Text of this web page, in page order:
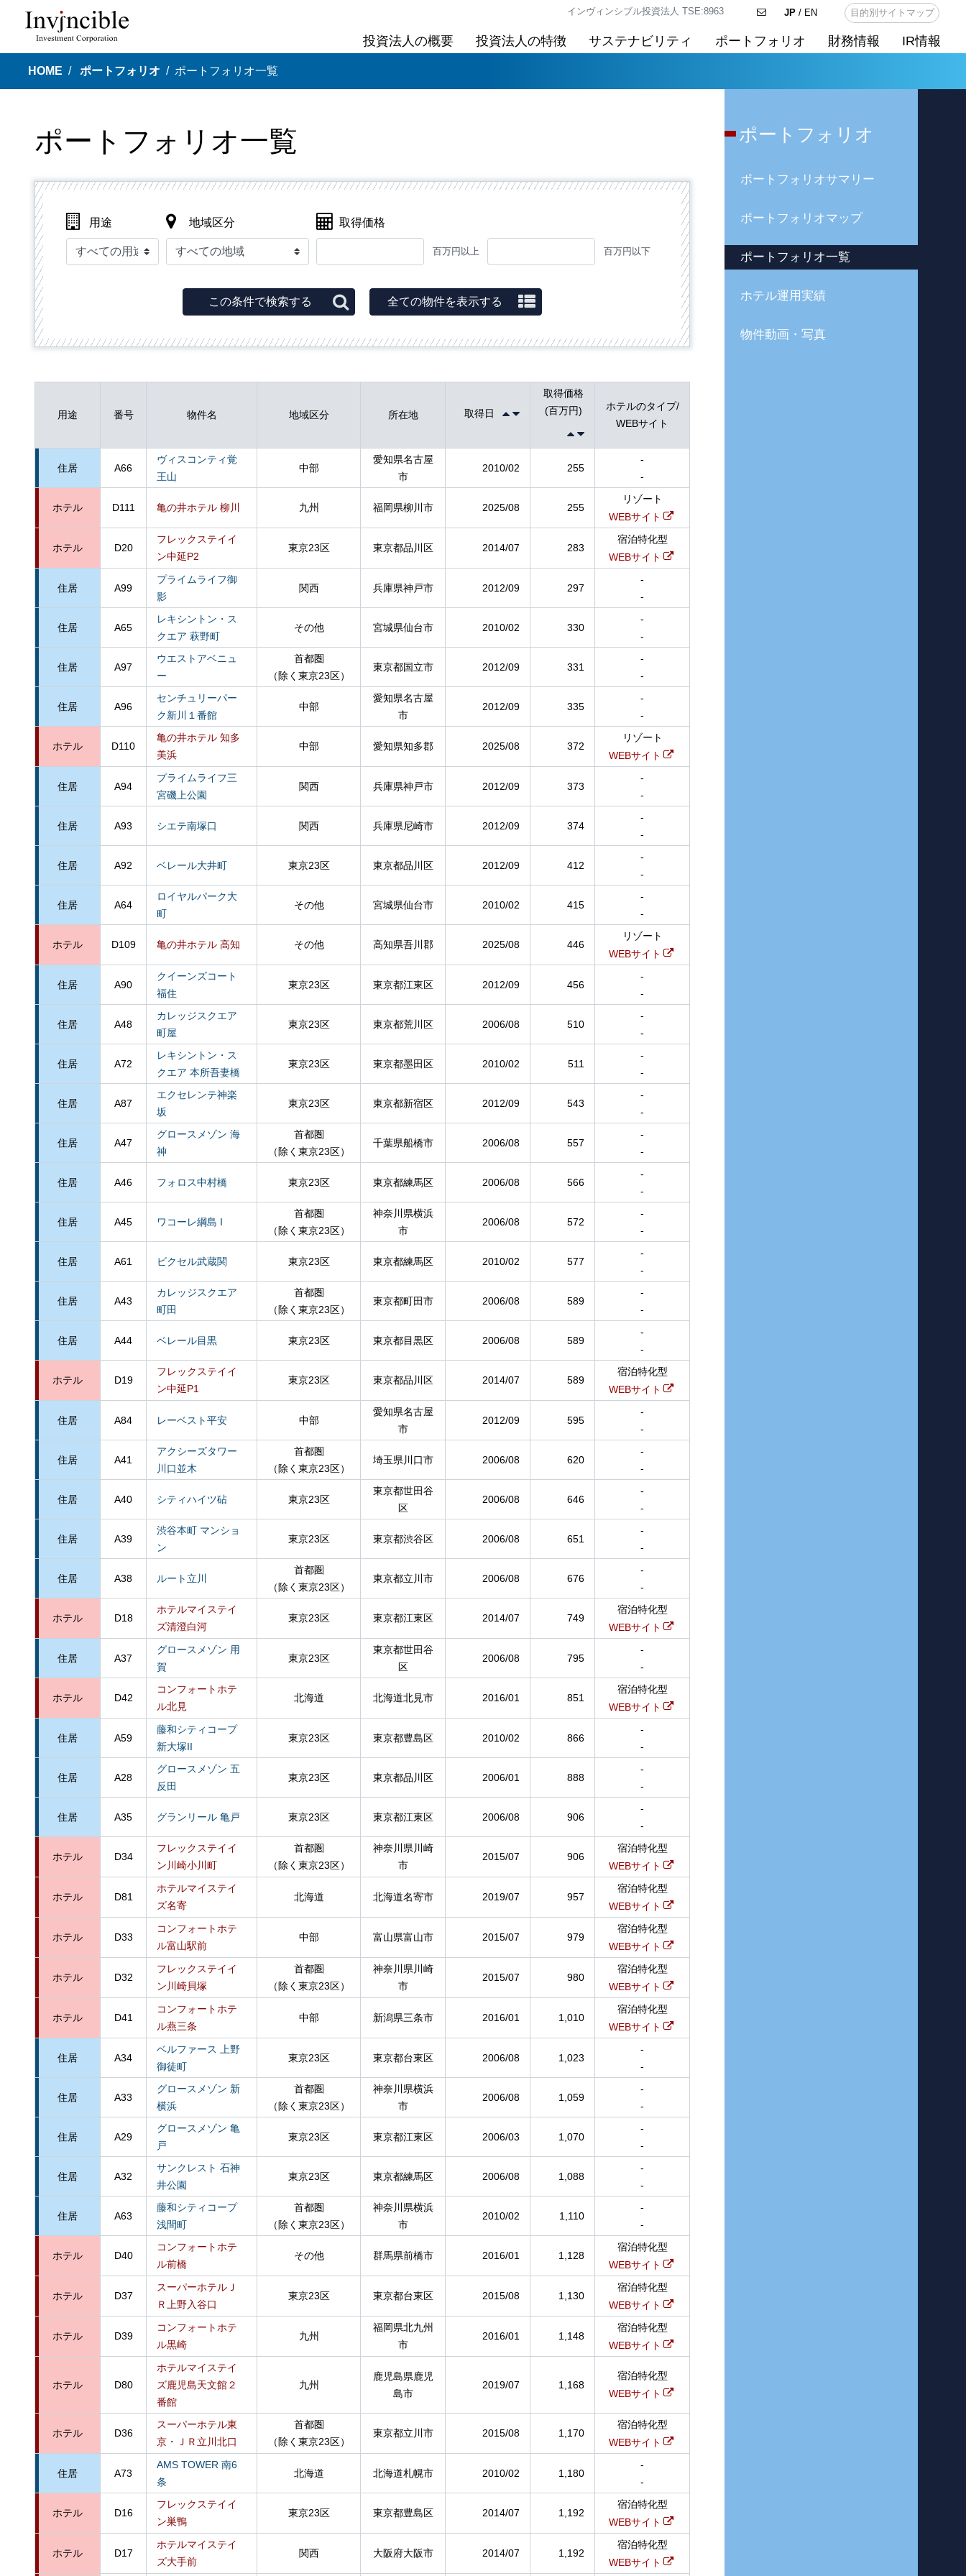
JP/ EN 目的別サイトマップ
インヴィンシブル投資法人 TSE:8963
投資法人の概要 投資法人の特徴 サステナビリティ ポートフォリオ 財務情報 IR情報
HOME ポートフォリオ ポートフォリオ一覧
ポートフォリオ一覧
用途 地域区分 取得価格
百万円以上 百万円以下
この条件で検索する 全ての物件を表示する
用途 番号 物件名 地域区分 所在地 取得日
取得価格
(百万円)
ホテルのタイプ/
WEBサイト
住居 A66
ヴィスコンティ覚
王山
中部
愛知県名古屋
市
2010/02 255
-
-
ホテル D111 亀の井ホテル 柳川 九州 福岡県柳川市 2025/08 255
リゾート
WEBサイト
ホテル D20
フレックステイイ
ン中延P2
東京23区 東京都品川区 2014/07 283
宿泊特化型
WEBサイト
住居 A99
プライムライフ御
影
関西 兵庫県神戸市 2012/09 297
-
-
住居 A65
レキシントン・ス
クエア 萩野町
その他 宮城県仙台市 2010/02 330
-
-
住居 A97
ウエストアベニュ
ー
首都圏
（除く東京23区）
東京都国立市 2012/09 331
-
-
住居 A96
センチュリーパー
ク新川１番館
中部
愛知県名古屋
市
2012/09 335
-
-
ホテル D110
亀の井ホテル 知多
美浜
中部 愛知県知多郡 2025/08 372
リゾート
WEBサイト
住居 A94
プライムライフ三
宮磯上公園
関西 兵庫県神戸市 2012/09 373
-
-
住居 A93 シエテ南塚口 関西 兵庫県尼崎市 2012/09 374
-
-
住居 A92 ベレール大井町 東京23区 東京都品川区 2012/09 412
-
-
住居 A64
ロイヤルパーク大
町
その他 宮城県仙台市 2010/02 415
-
-
ホテル D109 亀の井ホテル 高知 その他 高知県吾川郡 2025/08 446
リゾート
WEBサイト
住居 A90
クイーンズコート
福住
東京23区 東京都江東区 2012/09 456
-
-
住居 A48
カレッジスクエア
町屋
東京23区 東京都荒川区 2006/08 510
-
-
住居 A72
レキシントン・ス
クエア 本所吾妻橋
東京23区 東京都墨田区 2010/02 511
-
-
住居 A87
エクセレンテ神楽
坂
東京23区 東京都新宿区 2012/09 543
-
-
住居 A47
グロースメゾン 海
神
首都圏
（除く東京23区）
千葉県船橋市 2006/08 557
-
-
住居 A46 フォロス中村橋 東京23区 東京都練馬区 2006/08 566
-
-
住居 A45 ワコーレ綱島 I
首都圏
（除く東京23区）
神奈川県横浜
市
2006/08 572
-
-
住居 A61 ビクセル武蔵関 東京23区 東京都練馬区 2010/02 577
-
-
住居 A43
カレッジスクエア
町田
首都圏
（除く東京23区）
東京都町田市 2006/08 589
-
-
住居 A44 ベレール目黒 東京23区 東京都目黒区 2006/08 589
-
-
ホテル D19
フレックステイイ
ン中延P1
東京23区 東京都品川区 2014/07 589
宿泊特化型
WEBサイト
住居 A84 レーベスト平安 中部
愛知県名古屋
市
2012/09 595
-
-
住居 A41
アクシーズタワー
川口並木
首都圏
（除く東京23区）
埼玉県川口市 2006/08 620
-
-
住居 A40 シティハイツ砧 東京23区
東京都世田谷
区
2006/08 646
-
-
住居 A39
渋谷本町 マンショ
ン
東京23区 東京都渋谷区 2006/08 651
-
-
住居 A38 ルート立川
首都圏
（除く東京23区）
東京都立川市 2006/08 676
-
-
ホテル D18
ホテルマイステイ
ズ清澄白河
東京23区 東京都江東区 2014/07 749
宿泊特化型
WEBサイト
住居 A37
グロースメゾン 用
賀
東京23区
東京都世田谷
区
2006/08 795
-
-
ホテル D42
コンフォートホテ
ル北見
北海道 北海道北見市 2016/01 851
宿泊特化型
WEBサイト
住居 A59
藤和シティコープ
新大塚II
東京23区 東京都豊島区 2010/02 866
-
-
住居 A28
グロースメゾン 五
反田
東京23区 東京都品川区 2006/01 888
-
-
住居 A35 グランリール 亀戸 東京23区 東京都江東区 2006/08 906
-
-
ホテル D34
フレックステイイ
ン川崎小川町
首都圏
（除く東京23区）
神奈川県川崎
市
2015/07 906
宿泊特化型
WEBサイト
ホテル D81
ホテルマイステイ
ズ名寄
北海道 北海道名寄市 2019/07 957
宿泊特化型
WEBサイト
ホテル D33
コンフォートホテ
ル富山駅前
中部 富山県富山市 2015/07 979
宿泊特化型
WEBサイト
ホテル D32
フレックステイイ
ン川崎貝塚
首都圏
（除く東京23区）
神奈川県川崎
市
2015/07 980
宿泊特化型
WEBサイト
ホテル D41
コンフォートホテ
ル燕三条
中部 新潟県三条市 2016/01 1,010
宿泊特化型
WEBサイト
住居 A34
ベルファース 上野
御徒町
東京23区 東京都台東区 2006/08 1,023
-
-
住居 A33
グロースメゾン 新
横浜
首都圏
（除く東京23区）
神奈川県横浜
市
2006/08 1,059
-
-
住居 A29
グロースメゾン 亀
戸
東京23区 東京都江東区 2006/03 1,070
-
-
住居 A32
サンクレスト 石神
井公園
東京23区 東京都練馬区 2006/08 1,088
-
-
住居 A63
藤和シティコープ
浅間町
首都圏
（除く東京23区）
神奈川県横浜
市
2010/02 1,110
-
-
ホテル D40
コンフォートホテ
ル前橋
その他 群馬県前橋市 2016/01 1,128
宿泊特化型
WEBサイト
ホテル D37
スーパーホテルＪ
Ｒ上野入谷口
東京23区 東京都台東区 2015/08 1,130
宿泊特化型
WEBサイト
ホテル D39
コンフォートホテ
ル黒崎
九州
福岡県北九州
市
2016/01 1,148
宿泊特化型
WEBサイト
ホテル D80
ホテルマイステイ
ズ鹿児島天文館２
番館
九州
鹿児島県鹿児
島市
2019/07 1,168
宿泊特化型
WEBサイト
ホテル D36
スーパーホテル東
京・ＪＲ立川北口
首都圏
（除く東京23区）
東京都立川市 2015/08 1,170
宿泊特化型
WEBサイト
住居 A73
AMS TOWER 南6
条
北海道 北海道札幌市 2010/02 1,180
-
-
ホテル D16
フレックステイイ
ン巣鴨
東京23区 東京都豊島区 2014/07 1,192
宿泊特化型
WEBサイト
ホテル D17
ホテルマイステイ
ズ大手前
関西 大阪府大阪市 2014/07 1,192
宿泊特化型
WEBサイト
ポートフォリオ
ポートフォリオサマリー
ポートフォリオマップ
ポートフォリオ一覧
ホテル運用実績
物件動画・写真